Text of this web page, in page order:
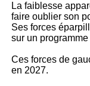
La faiblesse
faire oublier son
Ses forces
sur un
Ces forces de
en 2027.